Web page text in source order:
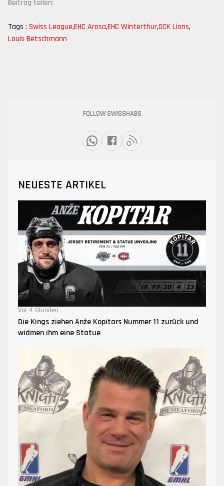
Beitrag teilen:
Tags : Swiss League,EHC Arosa,EHC Winterthur,GCK Lions,
Louis Betschmann
FOLLOW SWISSHABS
NEUESTE ARTIKEL
Vor 4 Stunden
Die Kings ziehen Anže Kopitars Nummer 11 zurück und
widmen ihm eine Statue